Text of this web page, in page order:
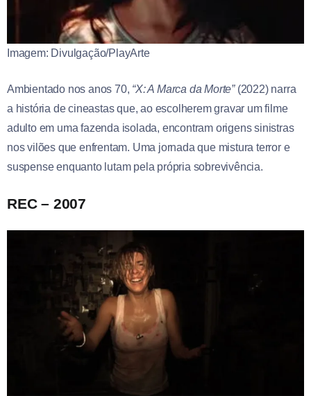
Imagem: Divulgação/PlayArte
Ambientado nos anos 70, “X: A Marca da Morte” (2022) narra
a história de cineastas que, ao escolherem gravar um filme
adulto em uma fazenda isolada, encontram origens sinistras
nos vilões que enfrentam. Uma jornada que mistura terror e
suspense enquanto lutam pela própria sobrevivência.
REC – 2007